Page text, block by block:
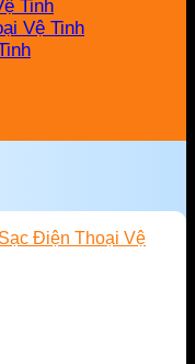
Tinh
Vệ Tinh
Điện Thoại Vệ